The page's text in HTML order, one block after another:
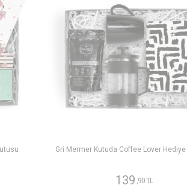
Gri Mermer Kutuda Coffee Lover
139 ,90 TL